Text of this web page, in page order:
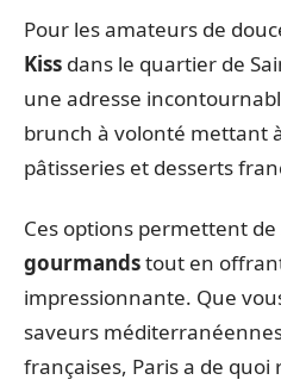
Pour les amateurs de
Kiss dans le quartier de
une adresse
brunch à volonté mettant
pâtisseries et desserts
Ces options permettent
gourmandstout en
impressionnante. Que
saveurs
françaises, Paris a de